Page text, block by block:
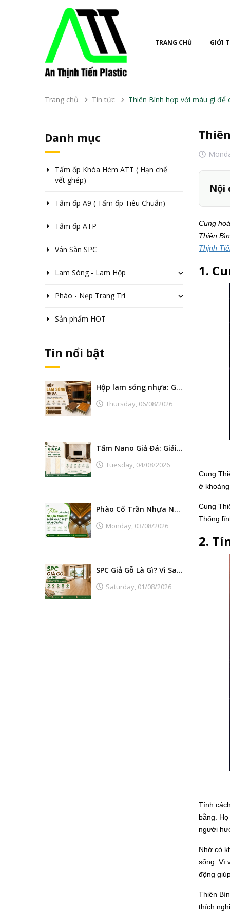
TRANG CHỦ GIỚI
Trang chủ Tin tức Thiên Bình hợp với màu gì
Nội
Cung
Thiên
Thịnh
1.
Cung
ở
Cung
Thống
2.
Tính
bằng.
người
Nhờ có
sống. Vì
động
Thiên
thích
Danh mục
Tấm ốp Khóa Hèm ATT ( Hạn chế
vết ghép)
Tấm ốp A9 ( Tấm ốp Tiêu Chuẩn)
Tấm ốp ATP
Ván Sàn SPC
Lam Sóng - Lam Hộp
Phào - Nẹp Trang Trí
Sản phẩm HOT
Tin nổi bật
Hộp lam sóng nhựa: Giải pháp tạo điểm nhấn nội thất hiện đại, bền đẹp
Thursday, 06/08/2026
Tấm Nano Giả Đá: Giải Pháp Thay Thế Đá Tự Nhiên Đẹp, Bền Và Tiết Kiệm
Tuesday, 04/08/2026
Phào Cổ Trần Nhựa Nano: Điều Khác Biệt Nằm Ở Đâu?
Monday, 03/08/2026
SPC Giả Gỗ Là Gì? Vì Sao Ngày Càng Thay Thế Sàn Gỗ Tự Nhiên?
Saturday, 01/08/2026